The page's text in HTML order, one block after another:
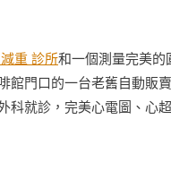
重 診所和一個測量完美的
館門口的一台老舊自動販賣
科就診，完美心電圖、心